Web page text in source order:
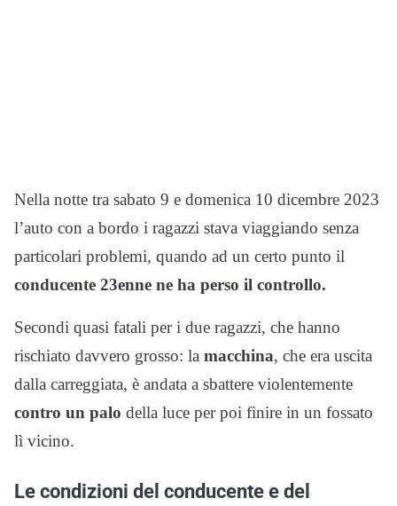
Nella notte tra sabato 9 e domenica 10 dicembre 2023
l’auto con a bordo i ragazzi stava viaggiando senza
particolari problemi, quando ad un certo punto il
conducente 23enne ne ha perso il controllo.
Secondi quasi fatali per i due ragazzi, che hanno
rischiato davvero grosso: la macchina, che era uscita
dalla carreggiata, è andata a sbattere violentemente
contro un palo della luce per poi finire in un fossato
lì vicino.
Le condizioni del conducente e del